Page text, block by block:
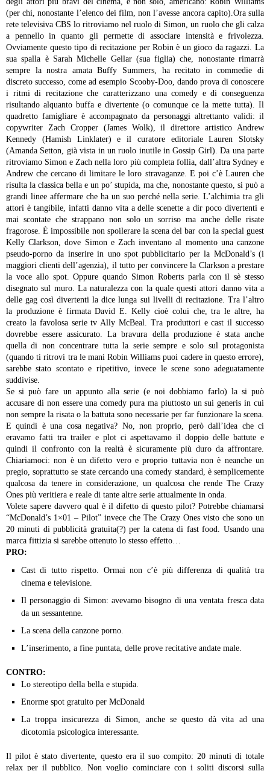
(per chi, nonostante l’elenco dei film, non l’avesse ancora capito).Ora sulla
rete televisiva CBS lo ritroviamo nel ruolo di Simon, un ruolo che gli calza
a pennello in quanto gli permette di associare intensità e frivolezza.
Ovviamente questo tipo di recitazione per Robin è un gioco da ragazzi. La
sua spalla è Sarah Michelle Gellar (sua figlia) che, nonostante rimarrà
sempre la nostra amata Buffy Summers, ha recitato in commedie di
discreto successo, come ad esempio Scooby-Doo, dando prova di conoscere
i ritmi di recitazione che caratterizzano una comedy e di conseguenza
risultando alquanto buffa e divertente (o comunque ce la mette tutta). Il
quadretto famigliare è accompagnato da personaggi altrettanto validi: il
copywriter Zach Cropper (James Wolk), il direttore artistico Andrew
Kennedy (Hamish Linklater) e il curatore editoriale Lauren Slotsky
(Amanda Setton, già vista in un ruolo inutile in Gossip Girl). Da una parte
ritroviamo Simon e Zach nella loro più completa follia, dall’altra Sydney e
Andrew che cercano di limitare le loro stravaganze. E poi c’è Lauren che
risulta la classica bella e un po’ stupida, ma che, nonostante questo, si può a
grandi linee affermare che ha un suo perché nella serie. L’alchimia tra gli
attori è tangibile, infatti danno vita a delle scenette a dir poco divertenti e
mai scontate che strappano non solo un sorriso ma anche delle risate
fragorose. È impossibile non spoilerare la scena del bar con la special guest
Kelly Clarkson, dove Simon e Zach inventano al momento una canzone
pseudo-porno da inserire in uno spot pubblicitario per la McDonald’s (i
maggiori clienti dell’agenzia), il tutto per convincere la Clarkson a prestare
la voce allo spot. Oppure quando Simon Roberts parla con il sè stesso
disegnato sul muro. La naturalezza con la quale questi attori danno vita a
delle gag così divertenti la dice lunga sui livelli di recitazione. Tra l’altro
la produzione è firmata David E. Kelly cioè colui che, tra le altre, ha
creato la favolosa serie tv Ally McBeal. Tra produttori e cast il successo
dovrebbe essere assicurato. La bravura della produzione è stata anche
quella di non concentrare tutta la serie sempre e solo sul protagonista
(quando ti ritrovi tra le mani Robin Williams puoi cadere in questo errore),
sarebbe stato scontato e ripetitivo, invece le scene sono adeguatamente
suddivise.
Se si può fare un appunto alla serie (e noi dobbiamo farlo) la si può
accusare di non essere una comedy pura ma piuttosto un sui generis in cui
non sempre la risata o la battuta sono necessarie per far funzionare la scena.
E quindi è una cosa negativa? No, non proprio, però dall’idea che ci
eravamo fatti tra trailer e plot ci aspettavamo il doppio delle battute e
quindi il confronto con la realtà è sicuramente più duro da affrontare.
Chiariamoci: non è un difetto vero e proprio tuttavia non è neanche un
pregio, soprattutto se state cercando una comedy standard, è semplicemente
qualcosa da tenere in considerazione, un qualcosa che rende The Crazy
Ones più veritiera e reale di tante altre serie attualmente in onda.
Volete sapere davvero qual è il difetto di questo pilot? Potrebbe chiamarsi
“McDonald’s 1×01 – Pilot” invece che The Crazy Ones visto che sono un
20 minuti di pubblicità gratuita(?) per la catena di fast food. Usando una
marca fittizia si sarebbe ottenuto lo stesso effetto…
PRO:
Cast di tutto rispetto. Ormai non c’è più differenza di qualità tra
cinema e televisione.
Il personaggio di Simon: avevamo bisogno di una ventata fresca data
da un sessantenne.
La scena della canzone porno.
L’inserimento, a fine puntata, delle prove recitative andate male.
CONTRO:
Lo stereotipo della bella e stupida.
Enorme spot gratuito per McDonald
La troppa insicurezza di Simon, anche se questo dà vita ad una
dicotomia psicologica interessante.
Il pilot è stato divertente, questo era il suo compito: 20 minuti di totale
relax per il pubblico. Non voglio cominciare con i soliti discorsi sulla